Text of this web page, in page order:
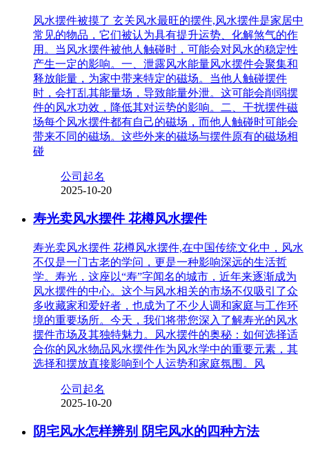
风水摆件被摸了 玄关风水最旺的摆件,风水摆件是家居中
常见的物品，它们被认为具有提升运势、化解煞气的作
用。当风水摆件被他人触碰时，可能会对风水的稳定性
产生一定的影响。一、泄露风水能量风水摆件会聚集和
释放能量，为家中带来特定的磁场。当他人触碰摆件
时，会打乱其能量场，导致能量外泄。这可能会削弱摆
件的风水功效，降低其对运势的影响。二、干扰摆件磁
场每个风水摆件都有自己的磁场，而他人触碰时可能会
带来不同的磁场。这些外来的磁场与摆件原有的磁场相
碰
公司起名
2025-10-20
寿光卖风水摆件 花樽风水摆件
寿光卖风水摆件 花樽风水摆件,在中国传统文化中，风水
不仅是一门古老的学问，更是一种影响深远的生活哲
学。寿光，这座以“寿”字闻名的城市，近年来逐渐成为
风水摆件的中心。这个与风水相关的市场不仅吸引了众
多收藏家和爱好者，也成为了不少人调和家庭与工作环
境的重要场所。今天，我们将带您深入了解寿光的风水
摆件市场及其独特魅力。风水摆件的奥秘：如何选择适
合你的风水物品风水摆件作为风水学中的重要元素，其
选择和摆放直接影响到个人运势和家庭氛围。风
公司起名
2025-10-20
阴宅风水怎样辨别 阴宅风水的四种方法